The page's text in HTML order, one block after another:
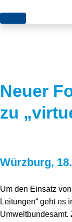
Themen
Flächen
Genehmigungen
Märkte
Netze
Sektorenkopplung
News
Blog
Über uns
Stiftungsporträt
Team
Neuer
zu
Würzburg,
Um den Einsatz
Leitungen“ geht es
Umweltbundesamt.